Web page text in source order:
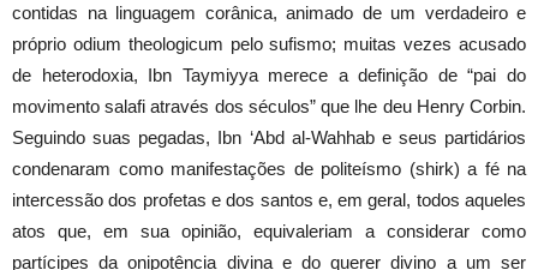
contidas na linguagem corânica, animado de um verdadeiro e
próprio odium theologicum pelo sufismo; muitas vezes acusado
de heterodoxia, Ibn Taymiyya merece a definição de “pai do
movimento salafi através dos séculos” que lhe deu Henry Corbin.
Seguindo suas pegadas, Ibn ‘Abd al-Wahhab e seus partidários
condenaram como manifestações de politeísmo (shirk) a fé na
intercessão dos profetas e dos santos e, em geral, todos aqueles
atos que, em sua opinião, equivaleriam a considerar como
partícipes da onipotência divina e do querer divino a um ser